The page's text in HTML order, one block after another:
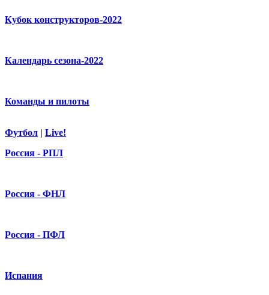
Кубок конструкторов-2022
Календарь сезона-2022
Команды и пилоты
Футбол | Live!
Россия - РПЛ
Россия - ФНЛ
Россия - ПФЛ
Испания